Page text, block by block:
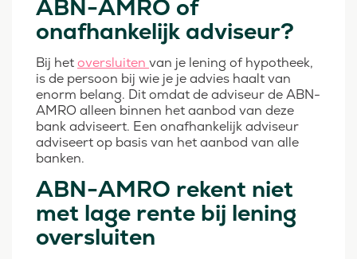
ABN-AMRO of
onafhankelijk adviseur?
Bij hetoversluiten van je lening of hypotheek,
is de persoon bij wie je je advies haalt van
enorm belang. Dit omdat de adviseur de ABN-
AMRO alleen binnen het aanbod van deze
bank adviseert. Een onafhankelijk adviseur
adviseert op basis van het aanbod van alle
banken.
ABN-AMRO rekent niet
met lage rente bij lening
oversluiten